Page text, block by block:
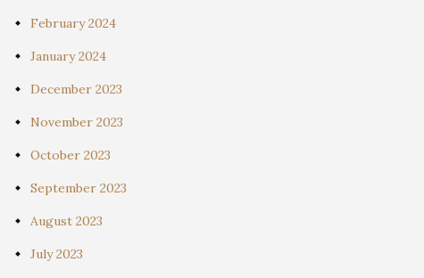
February 2024
January 2024
December 2023
November 2023
October 2023
September 2023
August 2023
July 2023